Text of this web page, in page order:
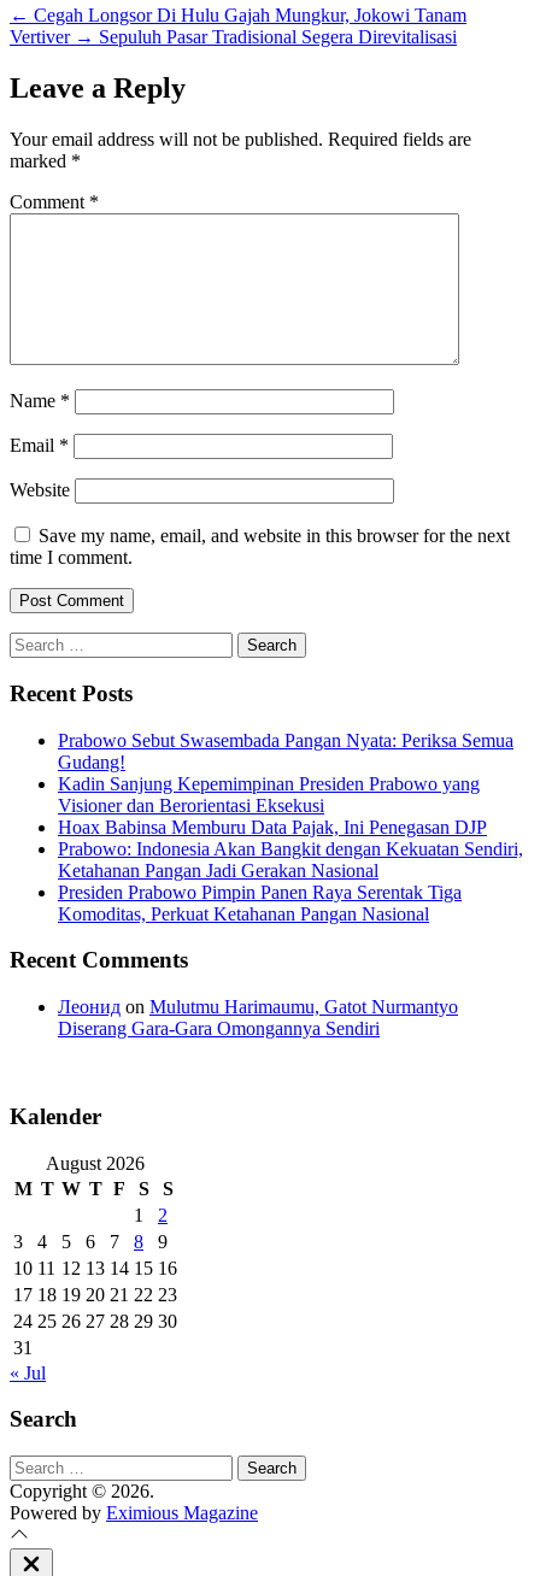
← Cegah Longsor Di Hulu Gajah Mungkur, Jokowi Tanam
Vertiver → Sepuluh Pasar Tradisional Segera Direvitalisasi
Leave a Reply
Your email address will not be published. Required fields are
marked *
Comment *
Name *
Email *
Website
Save my name, email, and website in this browser for the next
time I comment.
Search
for:
Recent Posts
Prabowo Sebut Swasembada Pangan Nyata: Periksa Semua
Gudang!
Kadin Sanjung Kepemimpinan Presiden Prabowo yang
Visioner dan Berorientasi Eksekusi
Hoax Babinsa Memburu Data Pajak, Ini Penegasan DJP
Prabowo: Indonesia Akan Bangkit dengan Kekuatan Sendiri,
Ketahanan Pangan Jadi Gerakan Nasional
Presiden Prabowo Pimpin Panen Raya Serentak Tiga
Komoditas, Perkuat Ketahanan Pangan Nasional
Recent Comments
Леонид on Mulutmu Harimaumu, Gatot Nurmantyo
Diserang Gara-Gara Omongannya Sendiri
Kalender
August 2026
M T W T F S
S
1
2
3
4 5 6 7 8
9
10 11 12 13 14 15 16
17 18 19 20 21 22 23
24 25 26 27 28 29 30
31
« Jul
Search
Search
for:
Copyright © 2026.
Powered by Eximious Magazine
Close